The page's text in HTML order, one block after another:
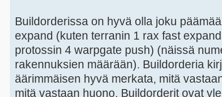
Buildorderissa on hyvä olla joku
expand (kuten terranin 1 rax fast
protossin 4 warpgate push) (näissä
rakennuksien määrään). Buildorderia
äärimmäisen hyvä merkata, mitä
mitä vastaan huono. Buildorderit ovat